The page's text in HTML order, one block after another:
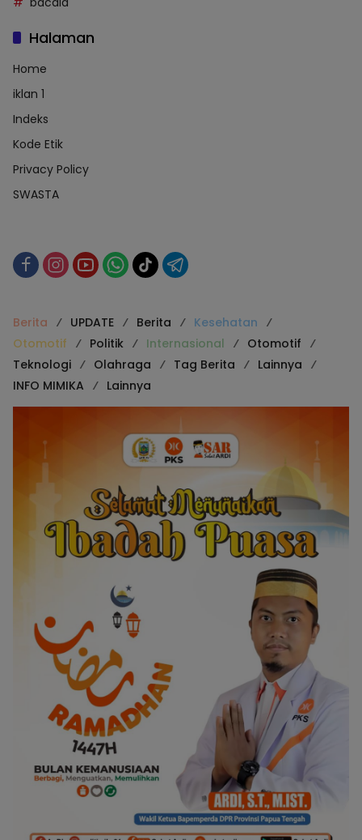
Halaman
Home
iklan 1
Indeks
Kode Etik
Privacy Policy
SWASTA
Berita UPDATE Berita
Kesehatan
Otomotif
Politik Internasional
Otomotif
Teknologi
Olahraga Tag Berita
Lainnya
INFO MIMIKA
Lainnya